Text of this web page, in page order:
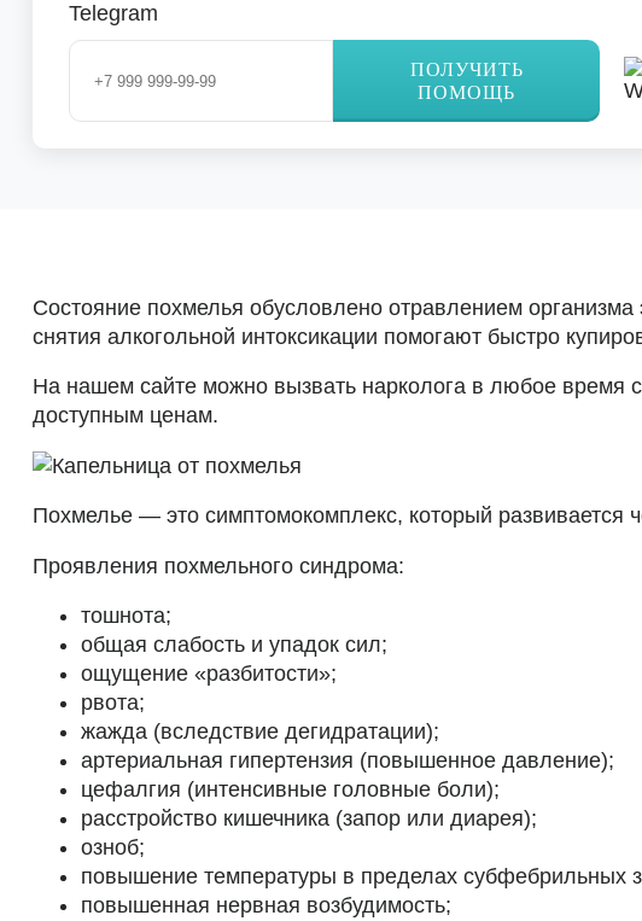
Telegram
ПОЛУЧИТЬ
ПОМОЩЬ
Состояние похмелья обусловлено отравлением
снятия алкогольной интоксикации помогают быстро
На нашем сайте можно вызвать нарколога в любое время
доступным ценам.
Похмелье — это симптомокомплекс, который развивается
Проявления похмельного синдрома:
тошнота;
общая слабость и упадок сил;
ощущение «разбитости»;
рвота;
жажда (вследствие дегидратации);
артериальная гипертензия (повышенное давление);
цефалгия (интенсивные головные боли);
расстройство кишечника (запор или диарея);
озноб;
повышение температуры в пределах субфебрильных
повышенная нервная возбудимость;